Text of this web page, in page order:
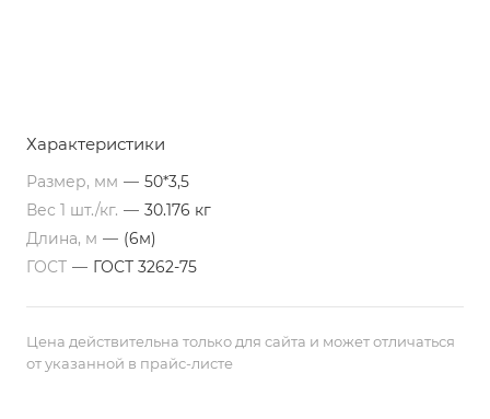
Характеристики
Размер, мм — 50*3,5
Вес 1 шт./кг. — 30.176 кг
Длина, м — (6м)
ГОСТ — ГОСТ 3262-75
Цена действительна только для сайта и может отличаться
от указанной в прайс-листе